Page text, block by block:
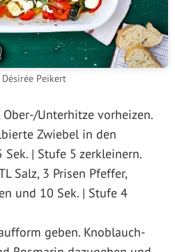
Peikert
Unterhitze vorheizen.
Zwiebel in den
| Stufe 5 zerkleinern.
Salz, 3 Prisen Pfeffer,
und 10 Sek. | Stufe 4
geben. Knoblauch-